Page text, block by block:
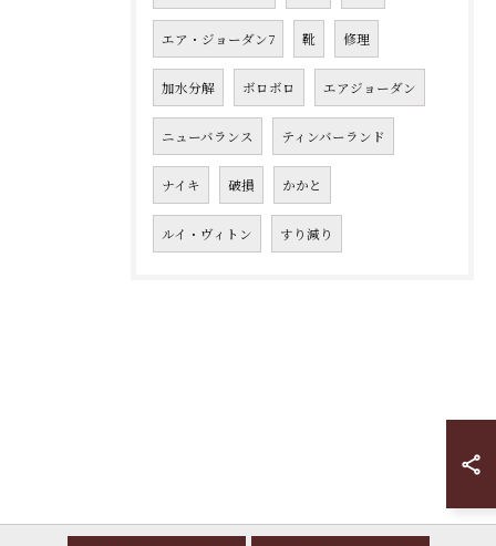
エア・ジョーダン7 靴 修理
加水分解 ボロボロ エアジョーダン
ニューバランス ティンバーランド
ナイキ 破損 かかと
ルイ・ヴィトン すり減り